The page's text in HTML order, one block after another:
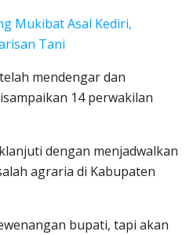
Mukibat Asal Kediri,
Tani
mendengar dan
14 perwakilan
dengan menjadwalkan
agraria di Kabupaten
bupati, tapi akan